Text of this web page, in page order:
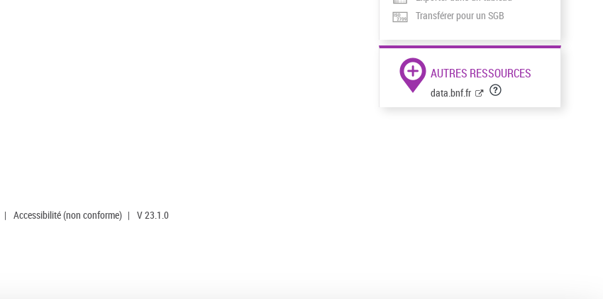
Transférer pour un SGB
AUTRES RESSOURCES
data.bnf.fr
| Accessibilité (non conforme) | V 23.1.0